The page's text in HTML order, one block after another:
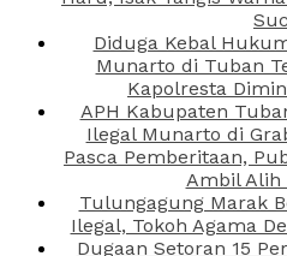
Diduga Kebal
Munarto di Tuban
Kapolresta
APH Kabupaten
Ilegal Munarto di
Pasca Pemberitaan,
Ambil Alih
Tulungagung Marak
Ilegal, Tokoh Agama
Dugaan Setoran 15